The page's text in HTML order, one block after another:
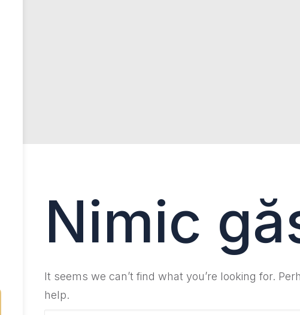
Nimic
It seems we can’t find what you’re looking for.
help.